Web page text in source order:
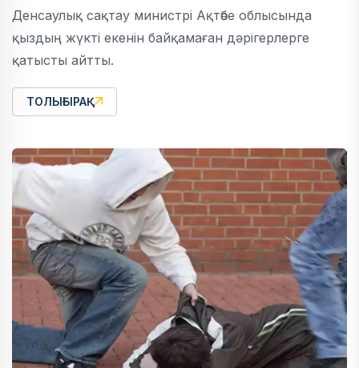
Денсаулық сақтау министрі Ақтөбе облысында
қыздың жүкті екенін байқамаған дәрігерлерге
қатысты айтты.
ТОЛЫҒЫРАҚ